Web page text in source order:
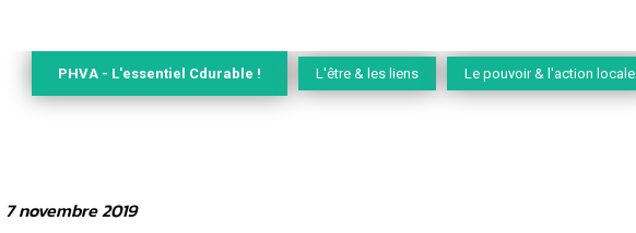
PHVA - L'essentiel Cdurable ! L'être & les liens Le pouvoir & l'action locale
7 novembre 2019